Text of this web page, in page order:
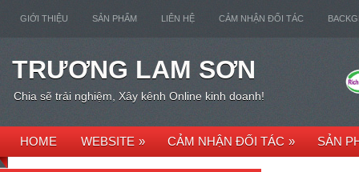
GIỚI THIỆU SẢN PHẨM LIÊN HỆ CẢM NHẬN ĐỐI TÁC
TRƯƠNG LAM SƠN
Chia sẽ trải nghiệm, Xây kênh Online kinh doanh!
HOME WEBSITE » CẢM NHẬN ĐỐI TÁC » SẢN